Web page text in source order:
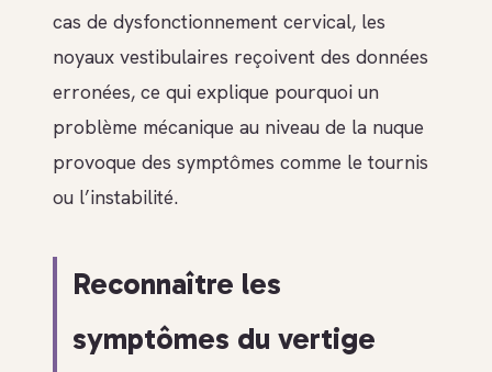
cas de dysfonctionnement cervical, les
noyaux vestibulaires reçoivent des données
erronées, ce qui explique pourquoi un
problème mécanique au niveau de la nuque
provoque des symptômes comme le tournis
ou l’instabilité.
Reconnaître les
symptômes du vertige